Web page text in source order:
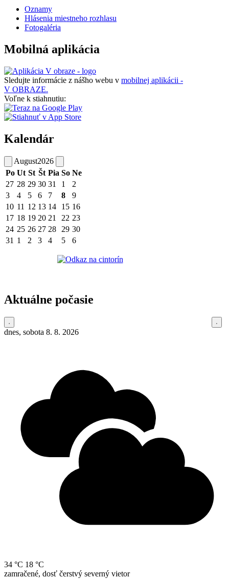
Oznamy
Hlásenia miestneho rozhlasu
Fotogaléria
Mobilná aplikácia
Sledujte informácie z nášho webu v mobilnej aplikácii -
V OBRAZE.
Voľne k stiahnutiu:
Kalendár
August2026
Po Ut St Št Pia So Ne
27 28 29 30 31 1
2
3
4 5 6 7 8
9
10 11 12 13 14 15 16
17 18 19 20 21 22 23
24 25 26 27 28 29 30
31 1 2 3 4 5 6
Aktuálne počasie
dnes, sobota 8. 8. 2026
34 °C 18 °C
zamračené, dosť čerstvý severný vietor